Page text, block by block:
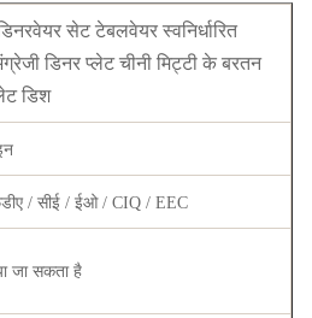
सेट टेबलवेयर स्वनिर्धारित
डिनर प्लेट चीनी मिट्टी के बरतन
डिश
/ सीई / ईओ / CIQ / EEC
जा सकता है